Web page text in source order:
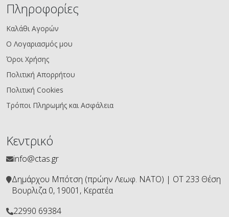
Πληροφορίες
Καλάθι Αγορών
Ο Λογαριασμός μου
Όροι Χρήσης
Πολιτική Απορρήτου
Πολιτική Cookies
Τρόποι Πληρωμής και Ασφάλεια
Κεντρικό
info@ctas.gr
Δημάρχου Μπότση (πρώην Λεωφ. ΝΑΤΟ) | ΟΤ 233 Θέση
Βουρλιζα 0, 19001, Κερατέα
22990 69384